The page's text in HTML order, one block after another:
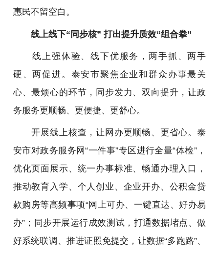
惠民不留空白。
线上线下“同步核” 打出提升质效“组合拳”
线上强体验、线下优服务，两手抓、两手
硬、两促进。泰安市聚焦企业和群众办事最关
心、最烦心的环节，同步发力、双向提升，让政
务服务更顺畅、更便捷、更舒心。
开展线上核查，让网办更顺畅、更省心。泰
安市对政务服务网“一件事”专区进行全量“体检”，
优化页面展示、统一办事标准、畅通办理入口，
推动教育入学、个人创业、企业开办、公积金贷
款购房等高频事项“网上可办、一键直达、好办易
办”；同步开展运行成效测试，打通数据堵点、做
好系统联调、推进证照免提交，让数据“多跑路”、